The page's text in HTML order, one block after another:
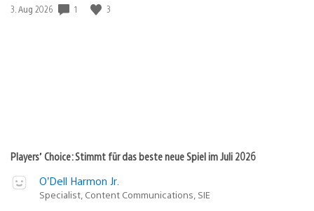
Veröffentlichungsdatum:
3. Aug 2026 1 3
Players’ Choice: Stimmt für das beste neue Spiel im Juli 2026
O’Dell Harmon Jr.
Specialist, Content Communications, SIE